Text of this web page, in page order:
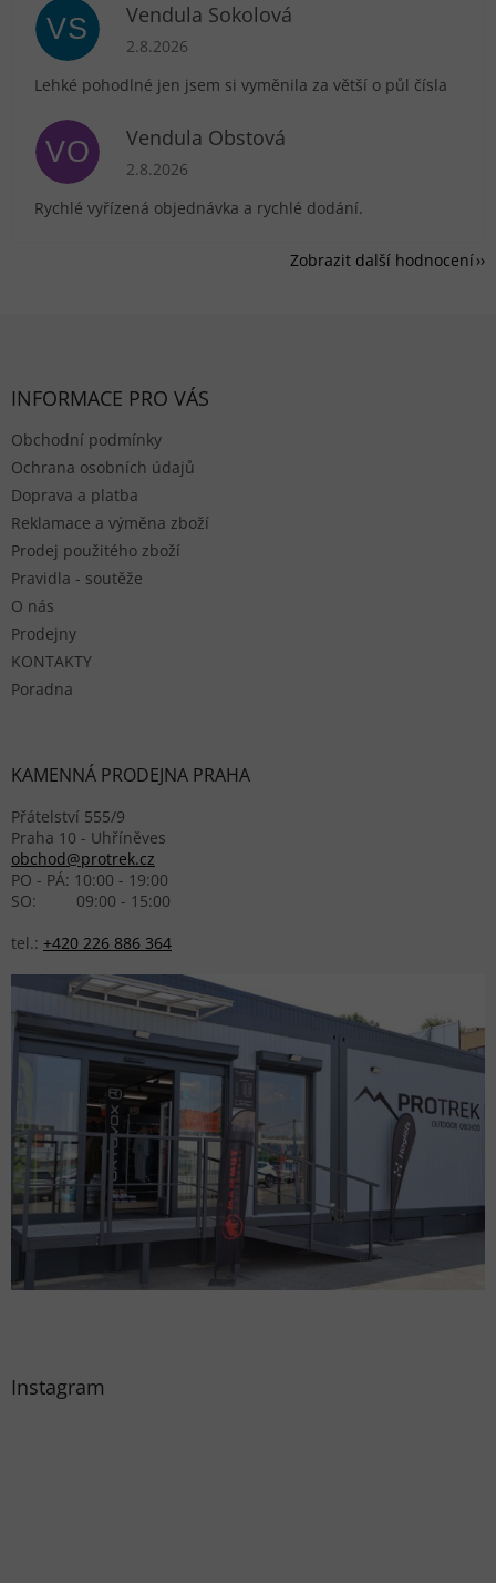
VS Vendula Sokolová
Hodnocení obchodu je 5 z 5 hvězdiček.
2.8.2026
Lehké pohodlné jen jsem si vyměnila za větší o půl čísla
VO Vendula Obstová
Hodnocení obchodu je 5 z 5 hvězdiček.
2.8.2026
Rychlé vyřízená objednávka a rychlé dodání.
Zobrazit další hodnocení
INFORMACE PRO VÁS
Obchodní podmínky
Ochrana osobních údajů
Doprava a platba
Reklamace a výměna zboží
Prodej použitého zboží
Pravidla - soutěže
O nás
Prodejny
KONTAKTY
Poradna
KAMENNÁ PRODEJNA PRAHA
Přátelství 555/9
Praha 10 - Uhříněves
obchod@protrek.cz
PO - PÁ: 10:00 - 19:00
SO: 09:00 - 15:00
tel.: +420 226 886 364
Instagram